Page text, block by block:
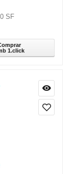
SF
1.click